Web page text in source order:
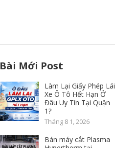
Bài Mới Post
Làm Lại Giấy Phép Lái
Xe Ô Tô Hết Hạn Ở
Đâu Uy Tín Tại Quận
1?
Tháng 8 1, 2026
Bán máy cắt Plasma